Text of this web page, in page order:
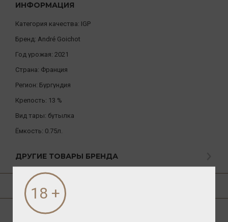
ИНФОРМАЦИЯ
Категория качества: IGP
Бренд: André Goichot
Год урожая: 2021
Страна: Франция
Регион: Бургундия
Крепость: 13 %
Вид тары: бутылка
Ёмкость: 0.75л.
ДРУГИЕ ТОВАРЫ БРЕНДА
О ТОВАРЕ
ГАСТРОНОМИЯ